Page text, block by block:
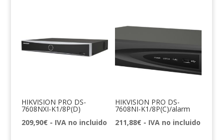
HIKVISION PRO DS-
7608NXI-K1/8P(D)
209,90€ - IVA no incluido
HIKVISION PRO DS-
7608NI-K1/8P(C)/alarm
211,88€ - IVA no incluido